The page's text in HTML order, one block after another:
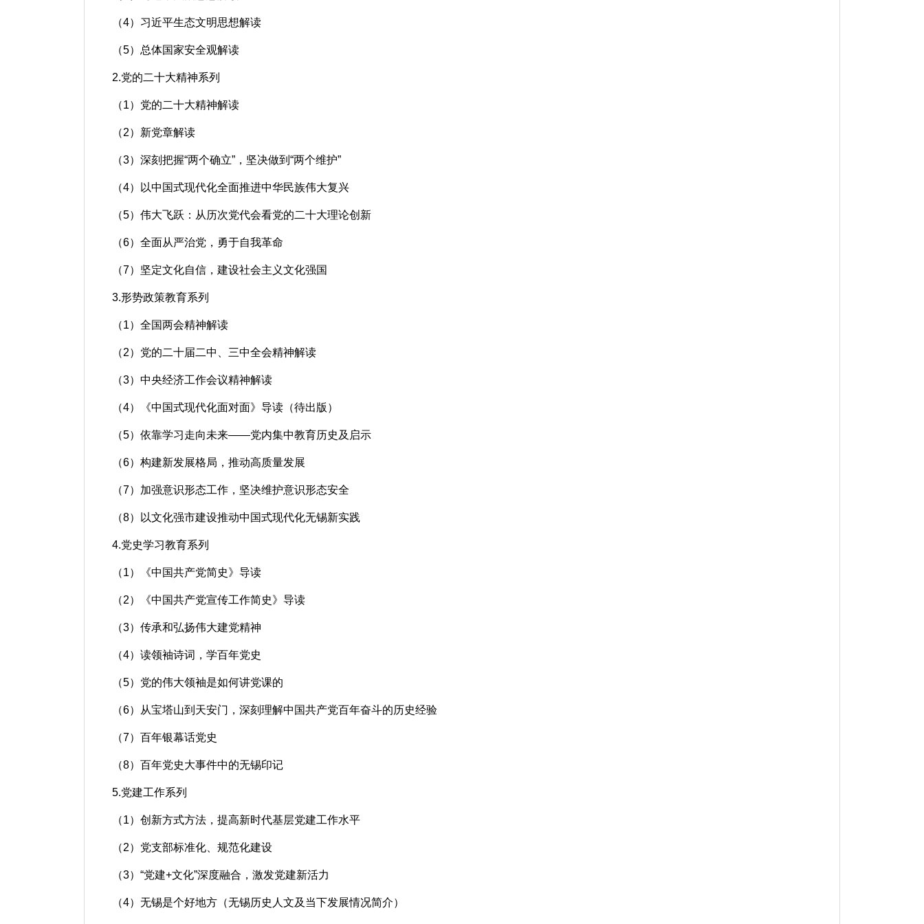
（4）习近平生态文明思想解读
（5）总体国家安全观解读
2.党的二十大精神系列
（1）党的二十大精神解读
（2）新党章解读
（3）深刻把握“两个确立”，坚决做到“两个维护”
（4）以中国式现代化全面推进中华民族伟大复兴
（5）伟大飞跃：从历次党代会看党的二十大理论创新
（6）全面从严治党，勇于自我革命
（7）坚定文化自信，建设社会主义文化强国
3.形势政策教育系列
（1）全国两会精神解读
（2）党的二十届二中、三中全会精神解读
（3）中央经济工作会议精神解读
（4）《中国式现代化面对面》导读（待出版）
（5）依靠学习走向未来——党内集中教育历史及启示
（6）构建新发展格局，推动高质量发展
（7）加强意识形态工作，坚决维护意识形态安全
（8）以文化强市建设推动中国式现代化无锡新实践
4.党史学习教育系列
（1）《中国共产党简史》导读
（2）《中国共产党宣传工作简史》导读
（3）传承和弘扬伟大建党精神
（4）读领袖诗词，学百年党史
（5）党的伟大领袖是如何讲党课的
（6）从宝塔山到天安门，深刻理解中国共产党百年奋斗的历史经验
（7）百年银幕话党史
（8）百年党史大事件中的无锡印记
5.党建工作系列
（1）创新方式方法，提高新时代基层党建工作水平
（2）党支部标准化、规范化建设
（3）“党建+文化”深度融合，激发党建新活力
（4）无锡是个好地方（无锡历史人文及当下发展情况简介）